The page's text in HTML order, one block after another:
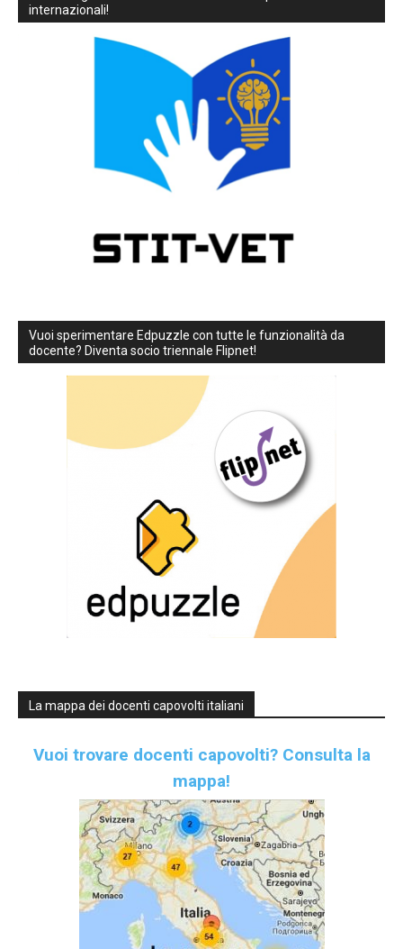
internazionali!
Vuoi sperimentare Edpuzzle con tutte le funzionalità da
docente? Diventa socio triennale Flipnet!
La mappa dei docenti capovolti italiani
Vuoi trovare docenti capovolti? Consulta la
mappa!